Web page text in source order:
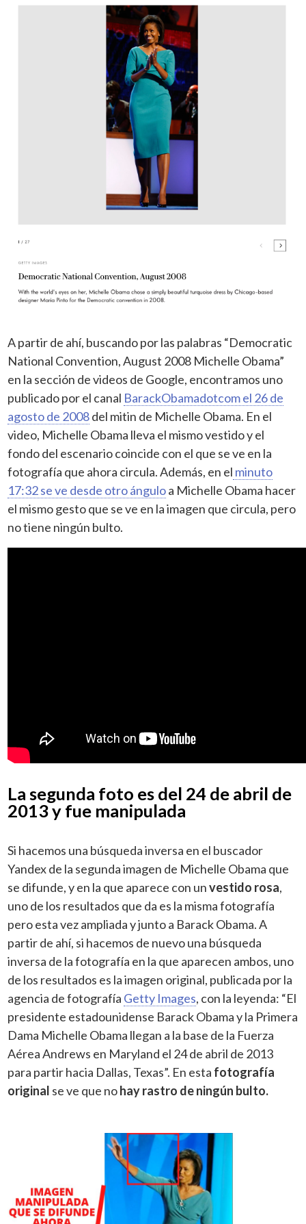
A partir de ahí, buscando por las palabras “Democratic
National Convention, August 2008 Michelle Obama”
en la sección de videos de Google, encontramos uno
publicado por el canal BarackObamadotcom el 26 de
agosto de 2008del mitin de Michelle Obama. En el
video, Michelle Obama lleva el mismo vestido y el
fondo del escenario coincide con el que se ve en la
fotografía que ahora circula. Además, en el minuto
17:32 se ve desde otro ánguloa Michelle Obama hacer
el mismo gesto que se ve en la imagen que circula, pero
no tiene ningún bulto.
La segunda foto es del 24 de abril de
2013 y fue manipulada
Si hacemos una búsqueda inversa en el buscador
Yandex de la segunda imagen de Michelle Obama que
se difunde, y en la que aparece con unvestido rosa,
uno de los resultados que da es la misma fotografía
pero esta vez ampliada y junto a Barack Obama. A
partir de ahí, si hacemos de nuevo una búsqueda
inversa de la fotografía en la que aparecen ambos, uno
de los resultados es la imagen original, publicada por la
agencia de fotografía Getty Images, con la leyenda: “El
presidente estadounidense Barack Obama y la Primera
Dama Michelle Obama llegan a la base de la Fuerza
Aérea Andrews en Maryland el 24 de abril de 2013
para partir hacia Dallas, Texas”. En esta fotografía
original se ve que nohay rastro de ningún bulto.